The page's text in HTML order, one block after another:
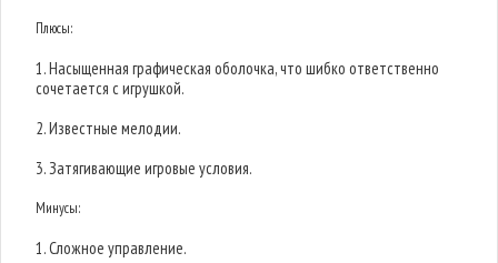
Плюсы:
1. Насыщенная графическая оболочка, что шибко ответственно
сочетается с игрушкой.
2. Известные мелодии.
3. Затягивающие игровые условия.
Минусы:
1. Сложное управление.